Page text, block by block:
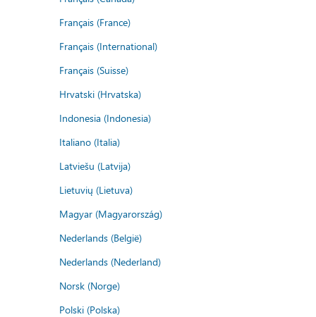
Français (France)
Français (International)
Français (Suisse)
Hrvatski (Hrvatska)
Indonesia (Indonesia)
Italiano (Italia)
Latviešu (Latvija)
Lietuvių (Lietuva)
Magyar (Magyarország)
Nederlands (België)
Nederlands (Nederland)
Norsk (Norge)
Polski (Polska)